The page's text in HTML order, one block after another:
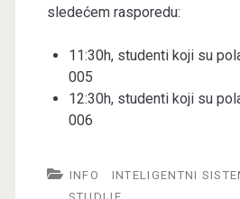
sledećem rasporedu:
11:30h, studenti koji su
005
12:30h, studenti koji su
006
INFO INTELIGENTNI